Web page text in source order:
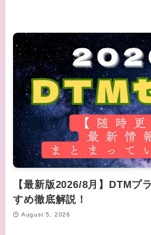
【最新版2026/8月】DTMプ
すめ徹底解説！
August 5, 2026